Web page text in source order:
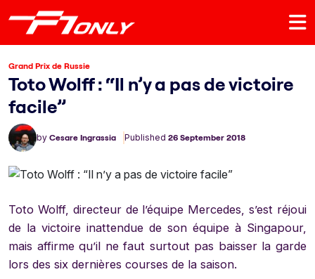
Grand Prix de Russie
Toto Wolff : “Il n’y a pas de victoire
facile”
by Cesare Ingrassia Published 26 September 2018
Toto Wolff, directeur de l’équipe Mercedes, s’est réjoui
de la victoire inattendue de son équipe à Singapour,
mais affirme qu’il ne faut surtout pas baisser la garde
lors des six dernières courses de la saison.